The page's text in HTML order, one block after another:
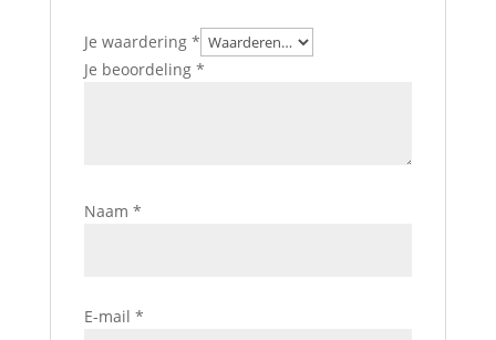
Je waardering *
Je beoordeling *
Naam *
E-mail *